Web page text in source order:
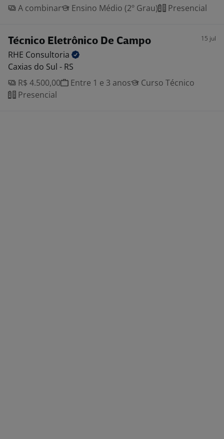
A combinar Ensino Médio (2º Grau) Presencial
Técnico Eletrônico De Campo 15 jul
RHE Consultoria
Caxias do Sul - RS
R$ 4.500,00
Entre 1 e 3 anos
Curso Técnico
Presencial